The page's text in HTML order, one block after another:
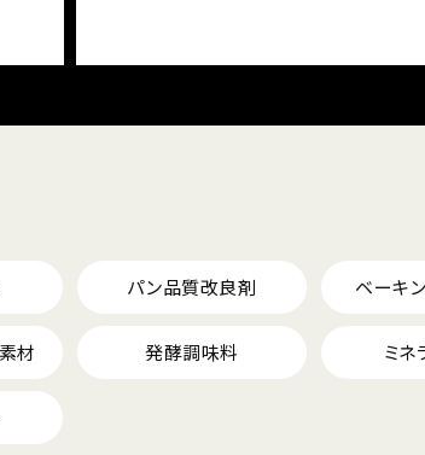
パン品質改良剤 ベーキ
材 発酵調味料 ミネ